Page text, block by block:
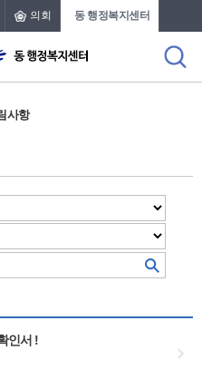
의회 동 행정복지센터
사항
인서 !